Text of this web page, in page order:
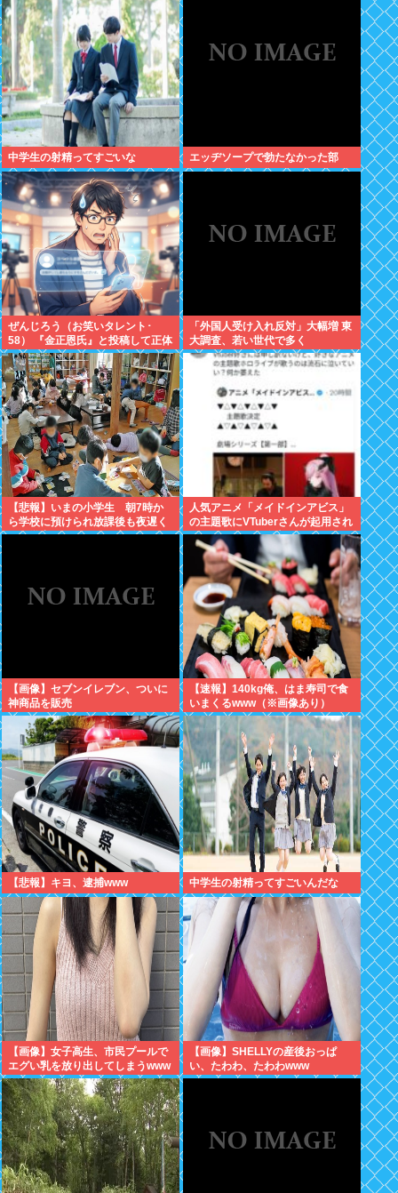
中学生の射精ってすごいな エッヂソープで勃たなかった部
ぜんじろう（お笑いタレント･
58） 『金正恩氏』と投稿して正体
がバレてしまう
「外国人受け入れ反対」大幅増 東
大調査、若い世代で多く
【悲報】いまの小学生 朝7時か
ら学校に預けられ放課後も夜遅く
まで学童に預けられる生活をして
人気アニメ「メイドインアビス」
の主題歌にVTuberさんが起用され
てまたまたまた炎上、もう何回目
だよ…
【画像】セブンイレブン、ついに
神商品を販売
【速報】140kg俺、はま寿司で食
いまくるwww（※画像あり）
【悲報】キヨ、逮捕www 中学生の射精ってすごいんだな
【画像】女子高生、市民プールで
エグい乳を放り出してしまうwww
【画像】SHELLYの産後おっぱ
い、たわわ、たわわwww